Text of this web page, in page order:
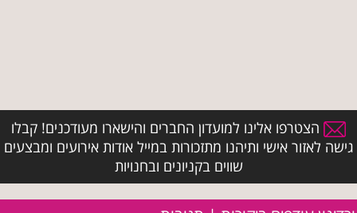
הצטרפו אלינו למועדון החברים והישארו מעודכנים! קבלו
גישה לאזור אישי ותיהנו מתזכורות במייל אודות אירועים ומבצעים
שווים בקניונים ובחנויות